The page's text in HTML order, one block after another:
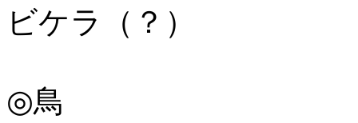
ビケラ（？）
◎鳥